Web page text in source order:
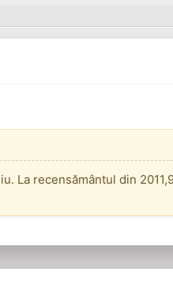
La recensământul din